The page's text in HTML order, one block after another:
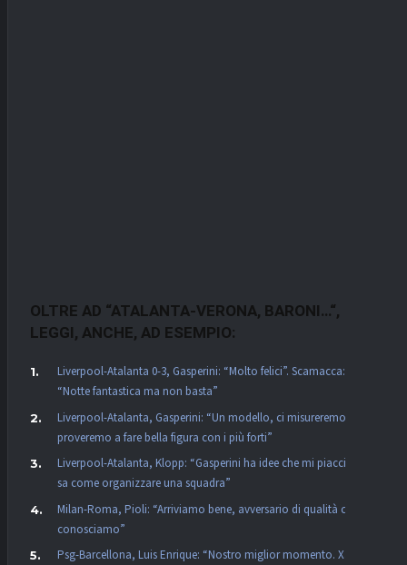
OLTRE AD “ATALANTA-VERONA, BARONI…“,
LEGGI, ANCHE, AD ESEMPIO:
Liverpool-Atalanta 0-3, Gasperini: “Molto felici”. Scamacca:
“Notte fantastica ma non basta”
Liverpool-Atalanta, Gasperini: “Un modello, ci misureremo e
proveremo a fare bella figura con i più forti”
Liverpool-Atalanta, Klopp: “Gasperini ha idee che mi piacciono,
sa come organizzare una squadra”
Milan-Roma, Pioli: “Arriviamo bene, avversario di qualità che
conosciamo”
Psg-Barcellona, Luis Enrique: “Nostro miglior momento. Xavi?